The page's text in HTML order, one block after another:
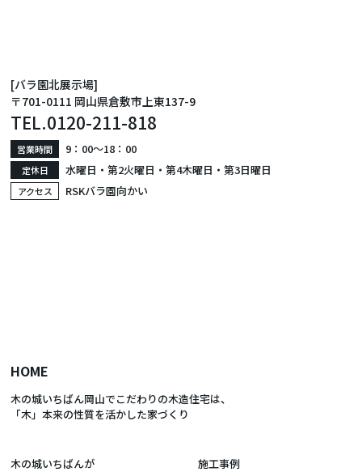
[バラ園北展示場]
〒701-0111 岡山県倉敷市上東137-9
TEL.0120-211-818
営業時間 9：00〜18：00
定休日 水曜日・第2火曜日・第4木曜日・第3日曜日
アクセス RSKバラ園向かい
HOME
木の城いちばん岡山でこだわりの木造住宅は、
「木」本来の性質を活かした家づくり
木の城いちばんが
施工事例